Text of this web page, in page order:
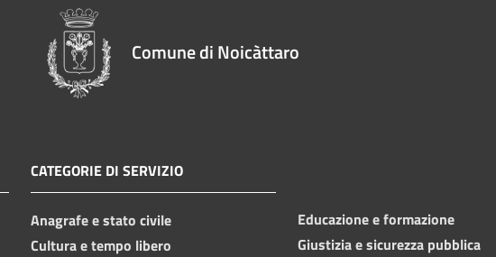
Comune di Noicàttaro
CATEGORIE DI SERVIZIO
Anagrafe e stato civile
Cultura e tempo libero
Educazione e formazione
Giustizia e sicurezza pubblica